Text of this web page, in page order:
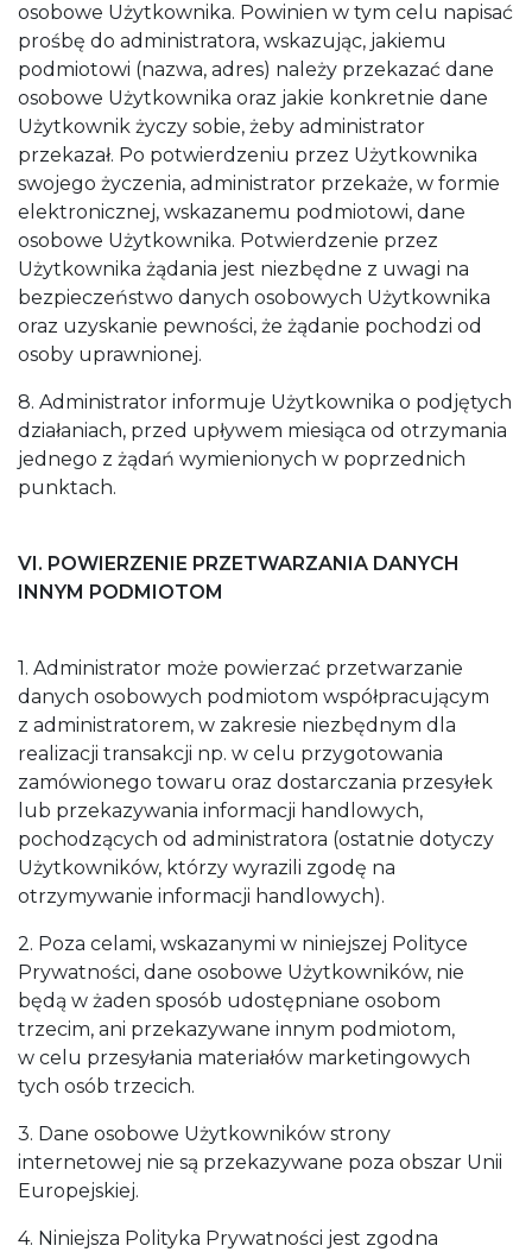
osobowe Użytkownika. Powinien w tym celu napisać
prośbę do administratora, wskazując, jakiemu
podmiotowi (nazwa, adres) należy przekazać dane
osobowe Użytkownika oraz jakie konkretnie dane
Użytkownik życzy sobie, żeby administrator
przekazał. Po potwierdzeniu przez Użytkownika
swojego życzenia, administrator przekaże, w formie
elektronicznej, wskazanemu podmiotowi, dane
osobowe Użytkownika. Potwierdzenie przez
Użytkownika żądania jest niezbędne z uwagi na
bezpieczeństwo danych osobowych Użytkownika
oraz uzyskanie pewności, że żądanie pochodzi od
osoby uprawnionej.
8. Administrator informuje Użytkownika o podjętych
działaniach, przed upływem miesiąca od otrzymania
jednego z żądań wymienionych w poprzednich
punktach.
VI. POWIERZENIE PRZETWARZANIA DANYCH
INNYM PODMIOTOM
1. Administrator może powierzać przetwarzanie
danych osobowych podmiotom współpracującym
z administratorem, w zakresie niezbędnym dla
realizacji transakcji np. w celu przygotowania
zamówionego towaru oraz dostarczania przesyłek
lub przekazywania informacji handlowych,
pochodzących od administratora (ostatnie dotyczy
Użytkowników, którzy wyrazili zgodę na
otrzymywanie informacji handlowych).
2. Poza celami, wskazanymi w niniejszej Polityce
Prywatności, dane osobowe Użytkowników, nie
będą w żaden sposób udostępniane osobom
trzecim, ani przekazywane innym podmiotom,
w celu przesyłania materiałów marketingowych
tych osób trzecich.
3. Dane osobowe Użytkowników strony
internetowej nie są przekazywane poza obszar Unii
Europejskiej.
4. Niniejsza Polityka Prywatności jest zgodna